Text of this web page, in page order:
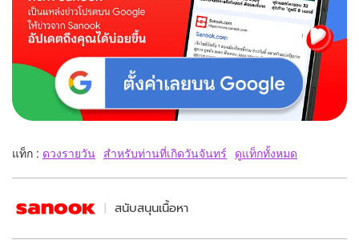
แท็ก : ดวงรายวัน สำหรับท่านที่เกิดวันจันทร์ ดูแท็กทั้งหมด
สนับสนุนเนื้อหา